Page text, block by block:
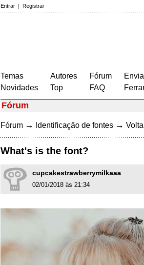
Entrar | Registrar
Temas
Novidades
Autores
Top
Fórum
FAQ
Fórum
Fórum → Identificação de fontes →
What's is the font?
cupcakestrawberrymilkaaa
02/01/2018 às 21:34